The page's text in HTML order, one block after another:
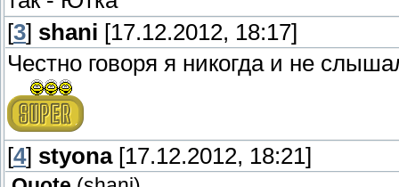
[3] shani [17.12.2012, 18:17]
Честно говоря я никогда и не
[4] styona[17.12.2012, 18:21]